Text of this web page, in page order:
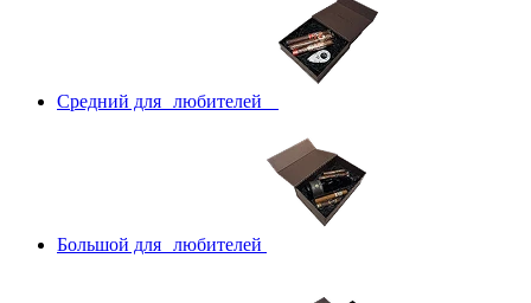
Средний для любителей
Большой для любителей